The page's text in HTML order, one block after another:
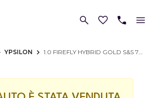
YPSILON 1.0 FIREFLY HYBRID GOLD S&S 70CV 5P.TI